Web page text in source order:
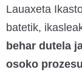
Lauaxeta
batetik,
behar dutela
osoko